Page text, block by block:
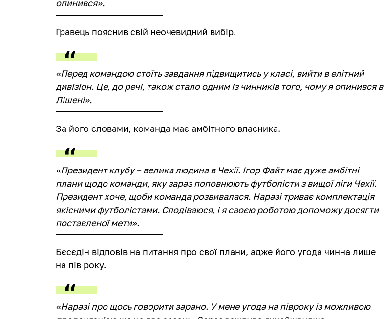
опинився».
Гравець пояснив свій неочевидний вибір.
«Перед командою стоїть завдання підвищитись у класі, вийти в елітний
дивізіон. Це, до речі, також стало одним із чинників того, чому я опинився в
Лішені».
За його словами, команда має амбітного власника.
«Президент клубу – велика людина в Чехії. Ігор Файт має дуже амбітні
плани щодо команди, яку зараз поповнюють футболісти з вищої ліги Чехії.
Президент хоче, щоби команда розвивалася. Наразі триває комплектація
якісними футболістами. Сподіваюся, і я своєю роботою допоможу досягти
поставленої мети».
Бєсєдін відповів на питання про свої плани, адже його угода чинна лише
на пів року.
«Наразі про щось говорити зарано. У мене угода на півроку із можливою